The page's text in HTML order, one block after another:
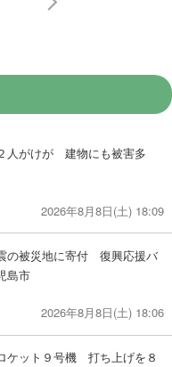
人がけが 建物にも被害多
2026年8月8日(土) 18:09
の被災地に寄付 復興応援バ
島市
2026年8月8日(土) 18:06
ケット９号機 打ち上げを８